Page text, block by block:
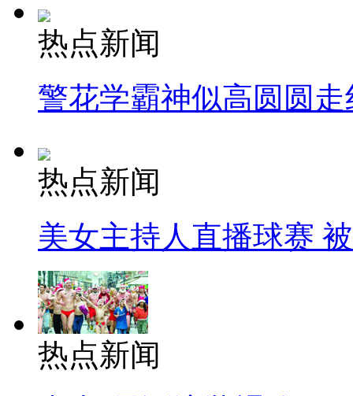
热点新闻
警花学霸神似高圆圆走
热点新闻
美女主持人直播球赛
热点新闻